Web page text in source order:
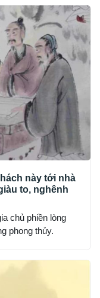
này tới nhà
to, nghênh
chủ phiền lòng
phong thủy.